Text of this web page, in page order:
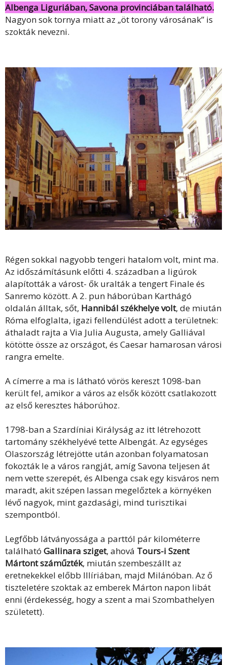
Albenga Liguriában, Savona provinciában található.
Nagyon sok tornya miatt az „öt torony városának” is
szokták nevezni.
Régen sokkal nagyobb tengeri hatalom volt, mint ma.
Az időszámításunk előtti 4. században a ligúrok
alapították a várost- ők uralták a tengert Finale és
Sanremo között. A 2. pun háborúban Karthágó
oldalán álltak, sőt, Hannibál székhelye volt, de miután
Róma elfoglalta, igazi fellendülést adott a területnek:
áthaladt rajta a Via Julia Augusta, amely Galliával
kötötte össze az országot, és Caesar hamarosan városi
rangra emelte.
A címerre a ma is látható vörös kereszt 1098-ban
került fel, amikor a város az elsők között csatlakozott
az első keresztes háborúhoz.
1798-ban a Szardíniai Királyság az itt létrehozott
tartomány székhelyévé tette Albengát. Az egységes
Olaszország létrejötte után azonban folyamatosan
fokozták le a város rangját, amíg Savona teljesen át
nem vette szerepét, és Albenga csak egy kisváros nem
maradt, akit szépen lassan megelőztek a környéken
lévő nagyok, mint gazdasági, mind turisztikai
szempontból.
Legfőbb látványossága a parttól pár kilométerre
található Gallinara sziget, ahová Tours-i Szent
Mártont száműzték, miután szembeszállt az
eretnekekkel előbb Illíriában, majd Milánóban. Az ő
tiszteletére szoktak az emberek Márton napon libát
enni (érdekesség, hogy a szent a mai Szombathelyen
született).